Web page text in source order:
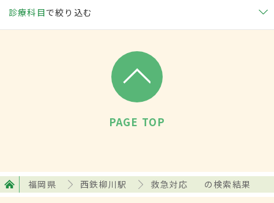
診療科目で絞り込む
PAGE TOP
福岡県 西鉄柳川駅 救急対応 の検索結果